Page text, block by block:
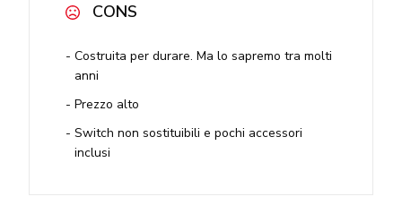
CONS
Costruita per durare. Ma lo sapremo tra molti
anni
Prezzo alto
Switch non sostituibili e pochi accessori
inclusi